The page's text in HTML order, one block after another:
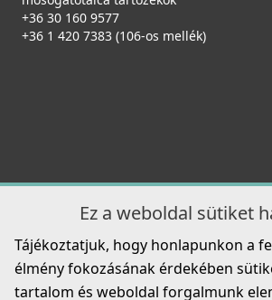
Részletek
ELLECI - Csaptelep Neva G40
119 990 Ft
Részletek
Részletek
+36 30 160 9577
+36 1 420 7383 (106-os mellék)
Ez a weboldal sütiket
Tájékoztatjuk, hogy honlapunkon a
élmény fokozásának érdekében
tartalom és weboldal forgalmunk